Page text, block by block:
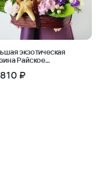
экзотическая
Райское
₽